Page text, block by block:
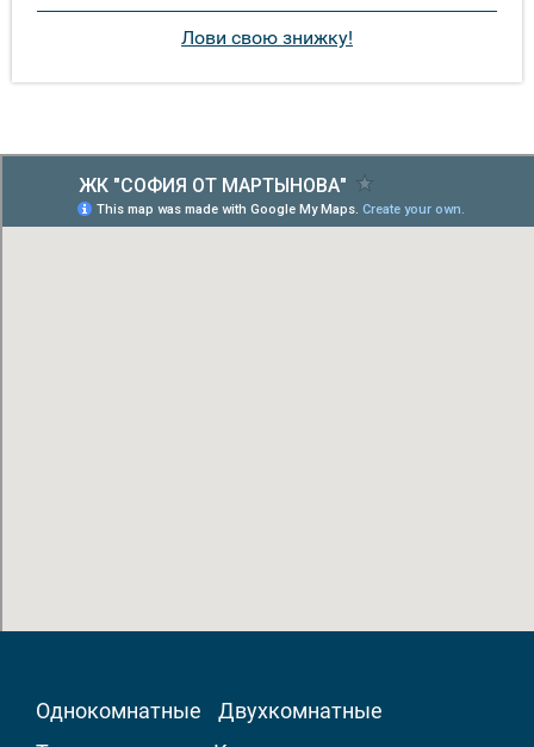
Лови свою знижку!
Однокомнатные
Двухкомнатные